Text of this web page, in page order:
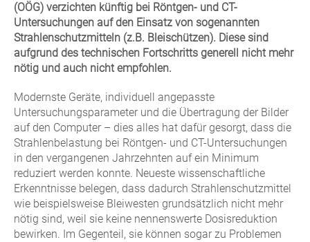
(OÖG) verzichten künftig bei Röntgen- und CT-
Untersuchungen auf den Einsatz von sogenannten
Strahlenschutzmitteln (z.B. Bleischützen). Diese sind
aufgrund des technischen Fortschritts generell nicht mehr
nötig und auch nicht empfohlen.
Modernste Geräte, individuell angepasste
Untersuchungsparameter und die Übertragung der Bilder
auf den Computer – dies alles hat dafür gesorgt, dass die
Strahlenbelastung bei Röntgen- und CT-Untersuchungen
in den vergangenen Jahrzehnten auf ein Minimum
reduziert werden konnte. Neueste wissenschaftliche
Erkenntnisse belegen, dass dadurch Strahlenschutzmittel
wie beispielsweise Bleiwesten grundsätzlich nicht mehr
nötig sind, weil sie keine nennenswerte Dosisreduktion
bewirken. Im Gegenteil, sie können sogar zu Problemen